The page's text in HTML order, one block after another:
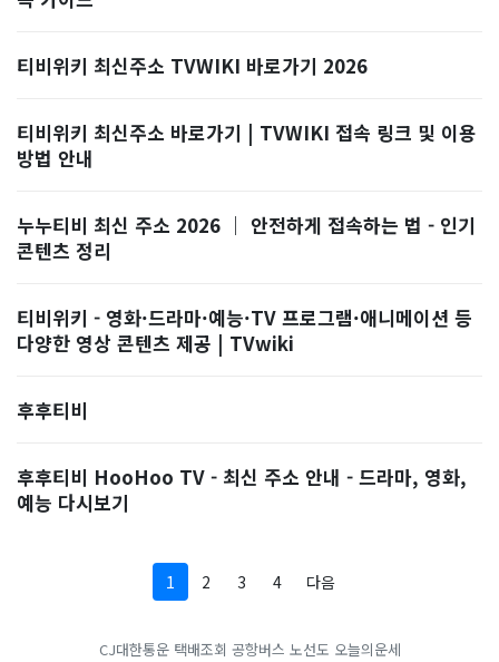
티비위키 최신주소 TVWIKI 바로가기 2026
티비위키 최신주소 바로가기 | TVWIKI 접속 링크 및 이용
방법 안내
누누티비 최신 주소 2026 ｜ 안전하게 접속하는 법 - 인기
콘텐츠 정리
티비위키 - 영화·드라마·예능·TV 프로그램·애니메이션 등
다양한 영상 콘텐츠 제공 | TVwiki
후후티비
후후티비 HooHoo TV - 최신 주소 안내 - 드라마, 영화,
예능 다시보기
1 2 3 4 다음
CJ대한통운 택배조회 공항버스 노선도 오늘의운세